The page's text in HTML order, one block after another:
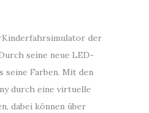
der
seine neue LED-
seine Farben. Mit den
durch eine virtuelle
dabei können über